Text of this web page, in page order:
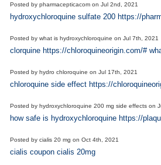
Posted bypharmacepticacomonJul 2nd, 2021
hydroxychloroquine sulfate 200 https://
Posted bywhat is hydroxychloroquineonJul 7th, 2021
clorquine https://chloroquineorigin.com/#
Posted byhydro chloroquineonJul 17th, 2021
chloroquine side effect https://
Posted byhydroxychloroquine 200 mg side effectson
how safe is hydroxychloroquine https://
Posted bycialis 20 mgonOct 4th, 2021
cialis coupon cialis 20mg